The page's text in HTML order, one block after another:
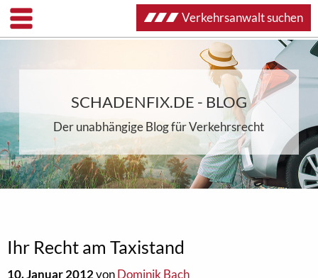
SCHADENFIX.DE - BLOG
Der unabhängige Blog für Verkehrsrecht
Ihr Recht am Taxistand
10. Januar 2012vonDominik Bach
Verkehrsanwalt suchen